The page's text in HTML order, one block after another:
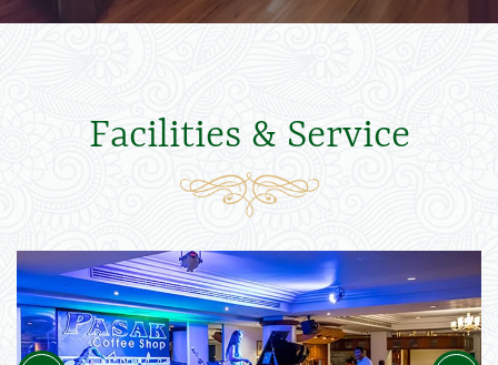
Facilities & Service